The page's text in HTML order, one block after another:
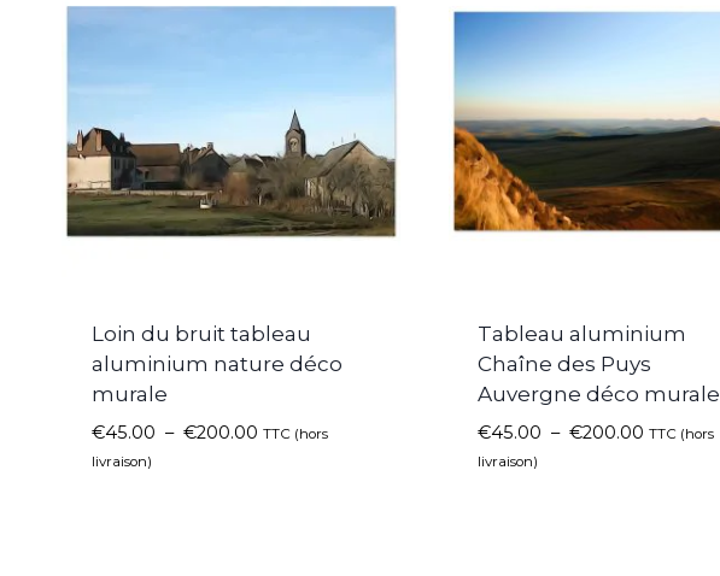
Loin du bruit tableau
aluminium nature déco
murale
€45.00 – €200.00 TTC (hors
livraison)
Tableau aluminium
Chaîne des Puys
Auvergne déco murale
€45.00 – €200.00 TTC (hors
livraison)